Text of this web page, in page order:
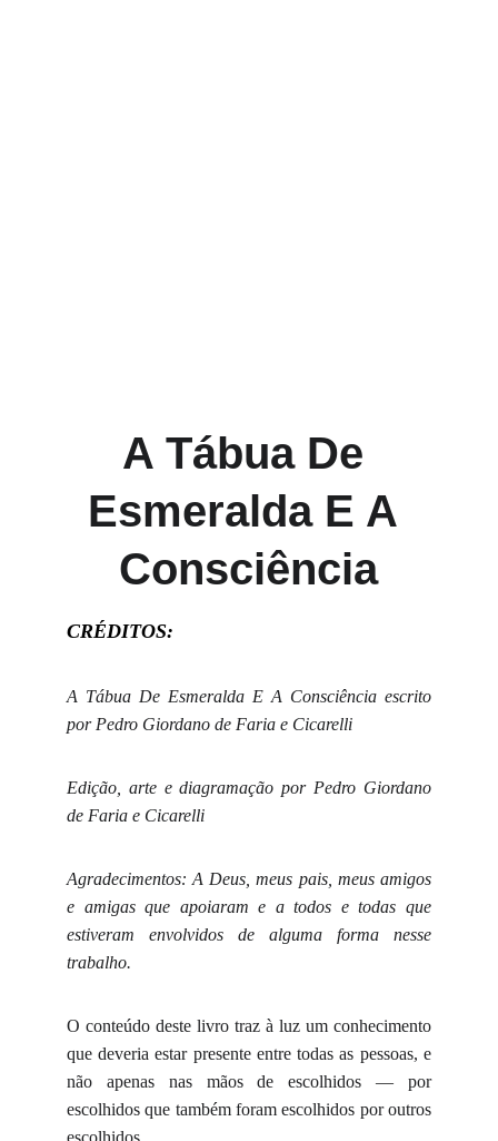
A Tábua De
Esmeralda E A
Consciência
CRÉDITOS:
A Tábua De Esmeralda E A Consciência escrito
por Pedro Giordano de Faria e Cicarelli
Edição, arte e diagramação por Pedro Giordano
de Faria e Cicarelli
Agradecimentos: A Deus,meus pais, meus amigos
e amigas que apoiaram e a todos e todas que
estiveram envolvidos de alguma forma nesse
trabalho.
O conteúdo deste livro traz à luz um conhecimento
que deveria estar presente entre todas as pessoas, e
não apenas nas mãos de escolhidos — por
escolhidos que também foram escolhidos por outros
escolhidos